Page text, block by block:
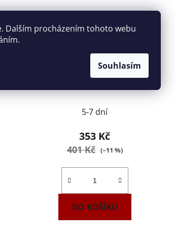
Dalším procházením tohoto webu
Souhlasím
Klíč očkoplochý prodloužený
441.15
5-7 dní
353 Kč
401 Kč (–11 %)
DO KOŠÍKU